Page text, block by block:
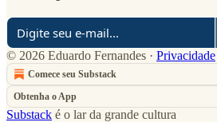
© 2026 Eduardo Fernandes · Privacidade
Comece seu Substack
Obtenha o App
Substack é o lar da grande cultura